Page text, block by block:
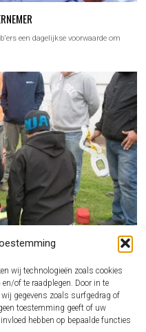
wij technologieën zoals cookies
of te raadplegen. Door in te
gegevens zoals surfgedrag of
toestemming geeft of uw
hebben op bepaalde functies
een dagelijkse voorwaarde om
ZONDER GEDOE